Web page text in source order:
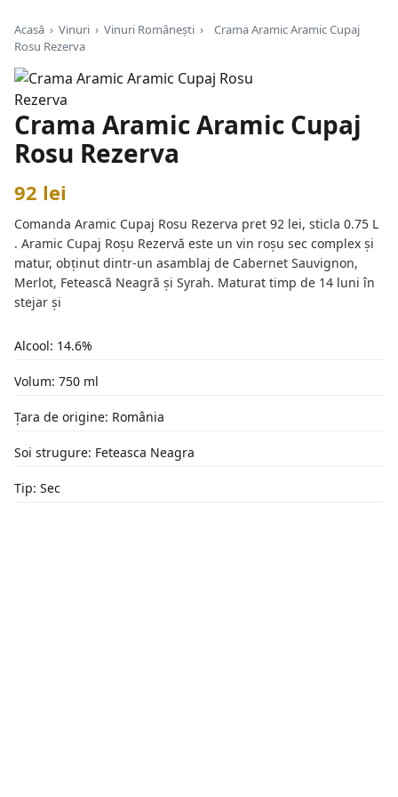
Acasă › Vinuri › Vinuri Românești ›
Crama Aramic Aramic Cupaj
Rosu Rezerva
Crama Aramic Aramic Cupaj
Rosu Rezerva
92 lei
Comanda Aramic Cupaj Rosu Rezerva pret 92 lei, sticla 0.75 L
. Aramic Cupaj Roșu Rezervă este un vin roșu sec complex și
matur, obținut dintr-un asamblaj de Cabernet Sauvignon,
Merlot, Fetească Neagră și Syrah. Maturat timp de 14 luni în
stejar și
Alcool: 14.6%
Volum: 750 ml
Țara de origine: România
Soi strugure: Feteasca Neagra
Tip: Sec